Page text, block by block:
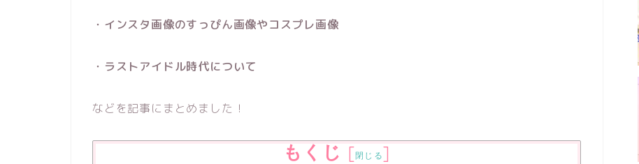
・インスタ画像のすっぴん画像やコスプレ画像
・ラストアイドル時代について
などを記事にまとめました！
もくじ [閉じる]